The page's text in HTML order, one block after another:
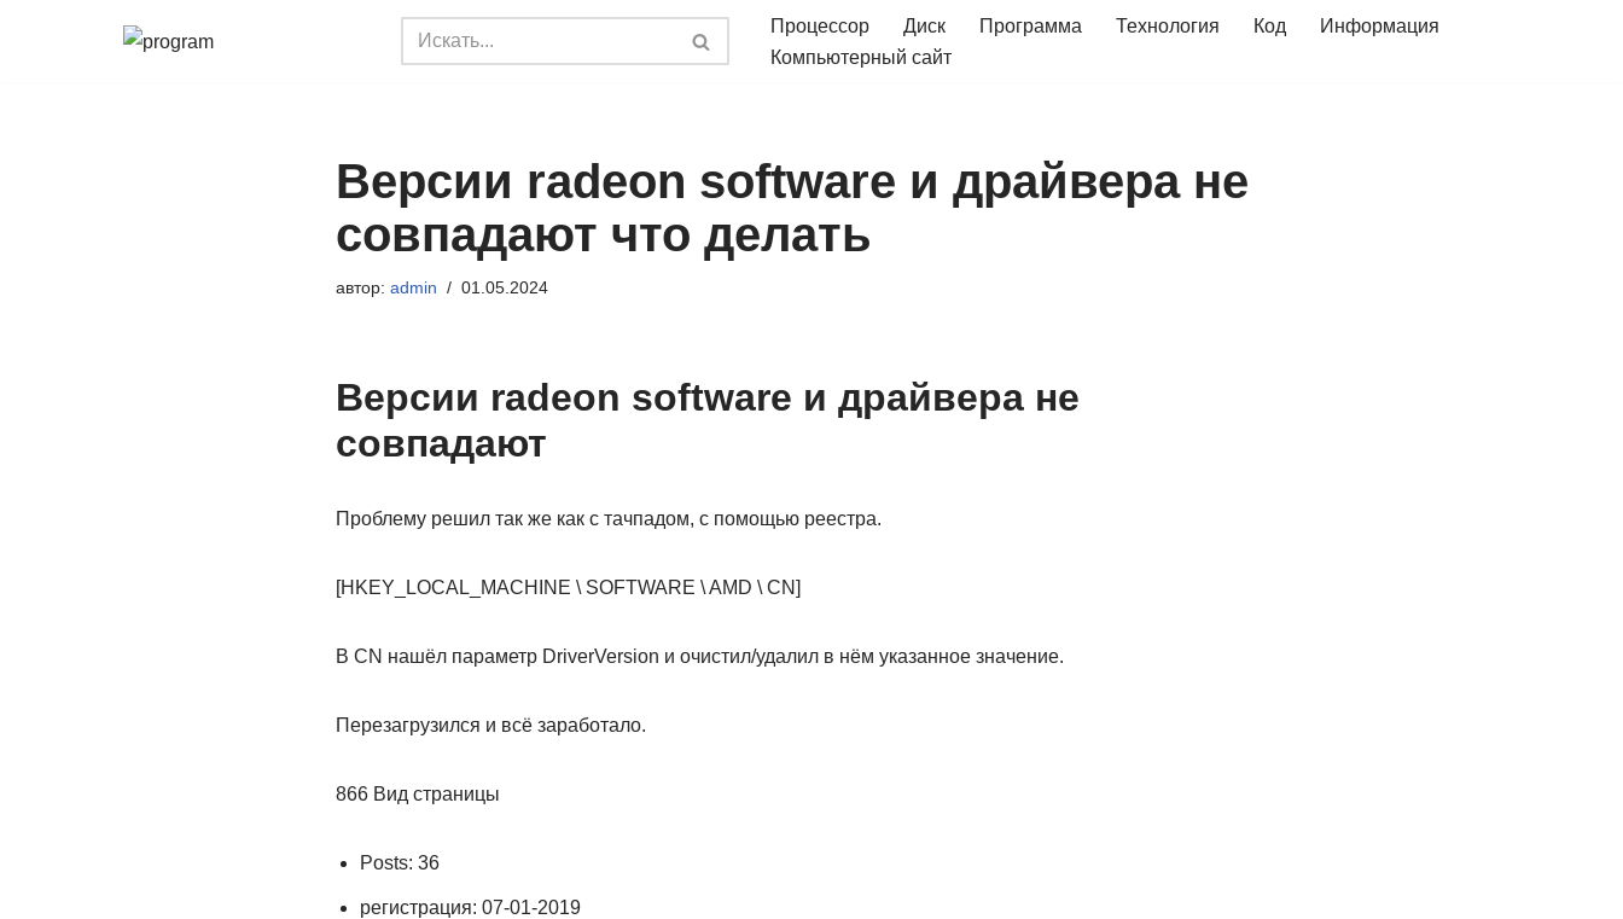
Процессор Диск Программа Технология Код
Информация
Компьютерный сайт
Версии radeon software и драйвера не
совпадают что делать
автор: admin 01.05.2024
Версии radeon software и драйвера не
совпадают
Проблему решил так же как с тачпадом, с помощью реестра.
[HKEY_LOCAL_MACHINE \ SOFTWARE \ AMD \ CN]
В CN нашёл параметр DriverVersion и очистил/удалил в нём указанное значение.
Перезагрузился и всё заработало.
866 Вид страницы
Posts: 36
регистрация: ‎07-01-2019